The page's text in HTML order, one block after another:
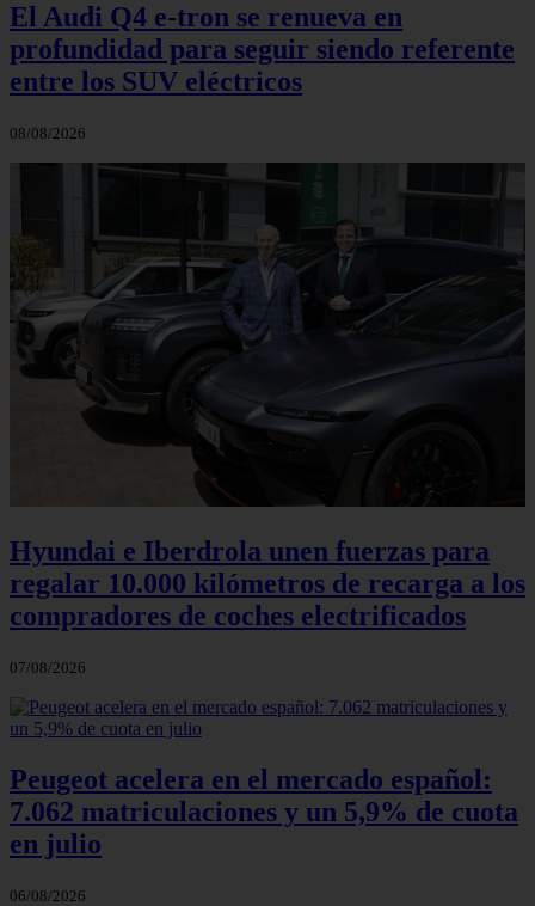
El Audi Q4 e-tron se renueva en
profundidad para seguir siendo referente
entre los SUV eléctricos
08/08/2026
Hyundai e Iberdrola unen fuerzas para
regalar 10.000 kilómetros de recarga a los
compradores de coches electrificados
07/08/2026
Peugeot acelera en el mercado español:
7.062 matriculaciones y un 5,9% de cuota
en julio
06/08/2026